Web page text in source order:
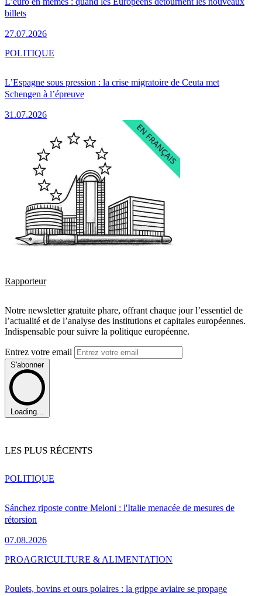
billets
27.07.2026
L’Espagne sous pression : la crise migratoire de Ceuta met
Schengen à l’épreuve
31.07.2026
POLITIQUE
Rapporteur
Notre newsletter gratuite phare, offrant chaque jour l’essentiel de
l’actualité et de l’analyse des institutions et capitales européennes.
Indispensable pour suivre la politique européenne.
Entrez votre email
S'abonner
Loading...
LES PLUS RÉCENTS
Sánchez riposte contre Meloni : l'Italie menacée de mesures de
rétorsion
07.08.2026
POLITIQUE
Poulets, bovins et ours polaires : la grippe aviaire se propage
PROAGRICULTURE & ALIMENTATION